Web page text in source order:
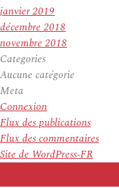
janvier 2019
décembre 2018
novembre 2018
Categories
Aucune catégorie
Meta
Connexion
Flux des publications
Flux des commentaires
Site de WordPress-FR